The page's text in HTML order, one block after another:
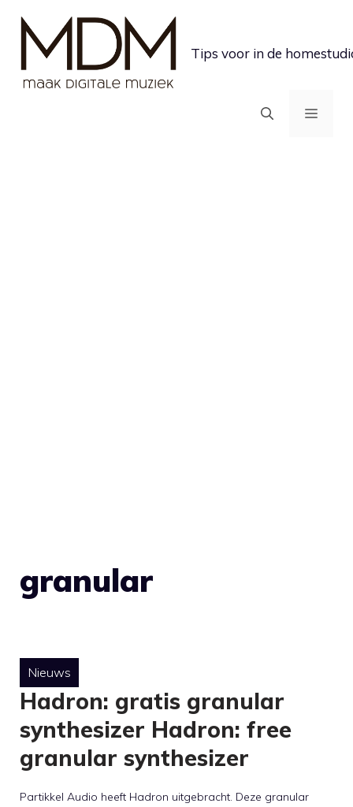
inhoud
Tips voor in de
MENU
granular
Nieuws
Hadron: gratis granular
synthesizer Hadron: free
granular synthesizer
Partikkel Audio heeft Hadron uitgebracht. Deze granular